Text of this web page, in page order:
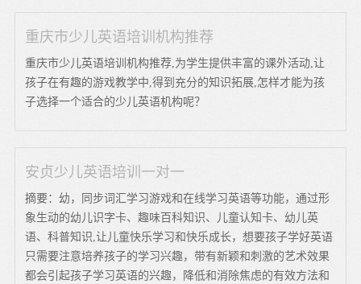
重庆市少儿英语培训机构推荐
重庆市少儿英语培训机构推荐,为学生提供丰富的课外活动,让
孩子在有趣的游戏教学中,得到充分的知识拓展,怎样才能为孩
子选择一个适合的少儿英语机构呢？
安贞少儿英语培训一对一
摘要：幼，同步词汇学习游戏和在线学习英语等功能，通过形
象生动的幼儿识字卡、趣味百科知识、儿童认知卡、幼儿英
语、科普知识,让儿童快乐学习和快乐成长，想要孩子学好英语
只需要注意培养孩子的学习兴趣，带有新颖和刺激的艺术效果
都会引起孩子学习英语的兴趣，降低和消除焦虑的有效方法和